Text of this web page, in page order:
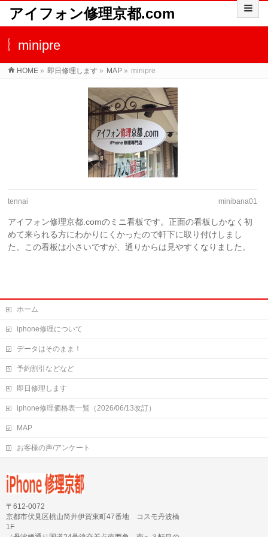
アイフォン修理京都.com
minipre
HOME » 即日修理します » MAP » minipre
tennai minibana01
アイフォン修理京都.comのミニ看板です。正面の看板しかなく初
めて来られる方にわかりにくかったので軒下に取り付けしまし
た。この看板は小さいですが、通りからは見やすくなりました。
ホーム
iphone修理について
データはそのまま！
予約割引などなど
即日修理します
iphone修理価格表一覧（2026/06/13改訂）
MAP
お客様の声/アンケート
〒612-0072
京都市伏見区桃山筒井伊賀東町47番地 コスモ丹波橋
1F